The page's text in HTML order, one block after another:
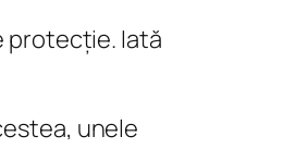
protecție. Iată
unele